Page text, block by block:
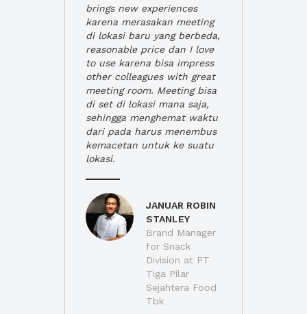
brings new experiences
karena merasakan meeting
di lokasi baru yang berbeda,
reasonable price dan I love
to use karena bisa impress
other colleagues with great
meeting room. Meeting bisa
di set di lokasi mana saja,
sehingga menghemat waktu
dari pada harus menembus
kemacetan untuk ke suatu
lokasi.
JANUAR ROBIN
STANLEY
Brand Manager
for Snack
Division at PT
Tiga Pilar
Sejahtera Food
Tbk